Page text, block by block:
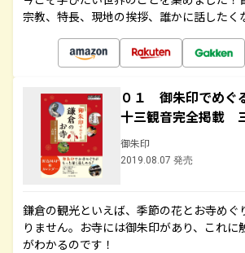
宗教、特長、現地の挨拶、誰かに話したく
０１ 御朱印でめぐ
十三観音完全掲載
御朱印
2019.08.07 発売
鎌倉の観光といえば、季節の花とお寺めぐ
りません。お寺には御朱印があり、これに
がわかるのです！